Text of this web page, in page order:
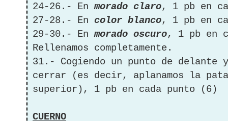
24-26.- Enmorado claro, 1 pb en
27-28.- En color blanco, 1 pb en
29-30.- Enmorado oscuro, 1 pb en
Rellenamos completamente.
31.- Cogiendo un punto de delante
cerrar (es decir, aplanamos la
superior), 1 pb en cada punto (6)
CUERNO